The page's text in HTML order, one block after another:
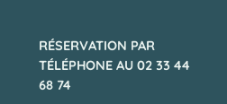
RÉSERVATION PAR
TÉLÉPHONE AU 02 33 44
68 74